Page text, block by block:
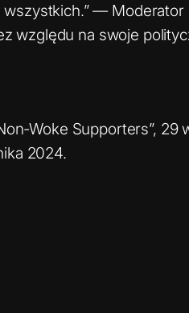
— Moderator
względu na swoje
Woke Supporters”, 29
2024.